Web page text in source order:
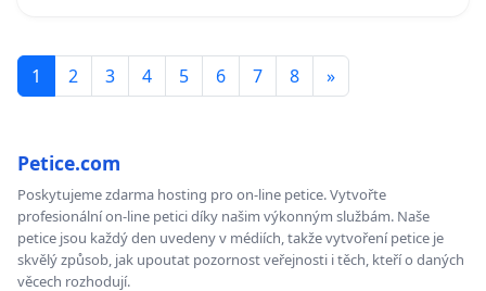
1 2 3 4 5 6 7 8 »
Petice.com
Poskytujeme zdarma hosting pro on-line petice. Vytvořte
profesionální on-line petici díky našim výkonným službám. Naše
petice jsou každý den uvedeny v médiích, takže vytvoření petice je
skvělý způsob, jak upoutat pozornost veřejnosti i těch, kteří o daných
věcech rozhodují.